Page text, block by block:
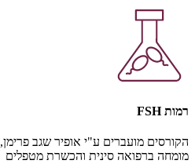
רמות FSH
הקורסים מועברים ע"י אופיר שגב פרימן,
מומחה ברפואה סינית והכשרת מטפלים